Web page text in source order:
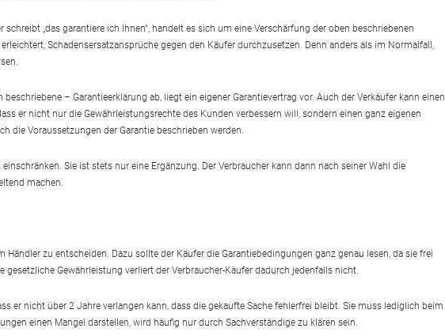
„das garantiere ich Ihnen“, handelt es sich um eine Verschärfung der oben beschriebenen
Schadensersatzansprüche gegen den Käufer durchzusetzen. Denn anders als im Normalfall,
– Garantieerklärung ab, liegt ein eigener Garantievertrag vor. Auch der Verkäufer kann einen
er nicht nur die Gewährleistungsrechte des Kunden verbessern will, sondern einen ganz eigenen
die Voraussetzungen der Garantie beschrieben werden.
Sie ist stets nur eine Ergänzung. Der Verbraucher kann dann nach seiner Wahl die
machen.
zu entscheiden. Dazu sollte der Käufer die Garantiebedingungen ganz genau lesen, da sie frei
Gewährleistung verliert der Verbraucher-Käufer dadurch jedenfalls nicht.
er nicht über 2 Jahre verlangen kann, dass die gekaufte Sache fehlerfrei bleibt. Sie muss lediglich beim
einen Mangel darstellen, wird häufig nur durch Sachverständige zu klären sein.